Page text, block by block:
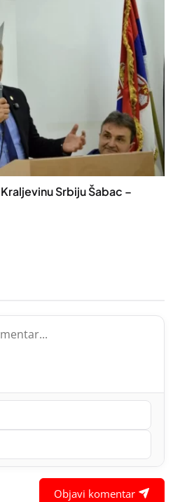
Srbiju Šabac –
Objavi komentar